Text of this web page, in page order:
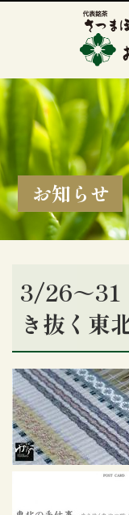
お知らせ
3/26～31
き抜く東